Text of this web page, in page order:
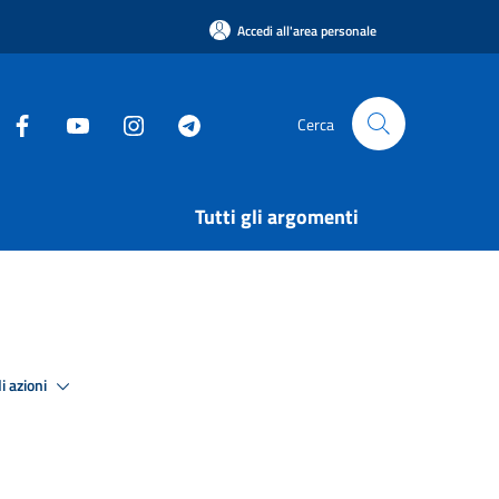
Accedi all'area personale
Cerca
Tutti gli argomenti
azioni